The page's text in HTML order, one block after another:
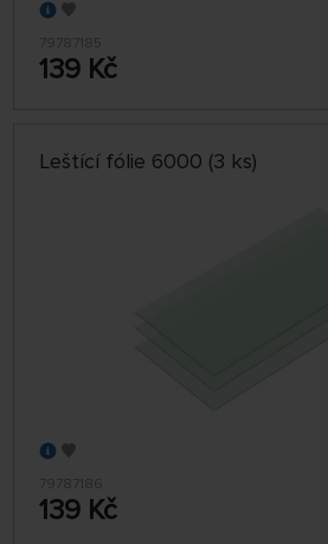
79787185
139 Kč
Leštící fólie 6000 (3 ks)
79787186
139 Kč